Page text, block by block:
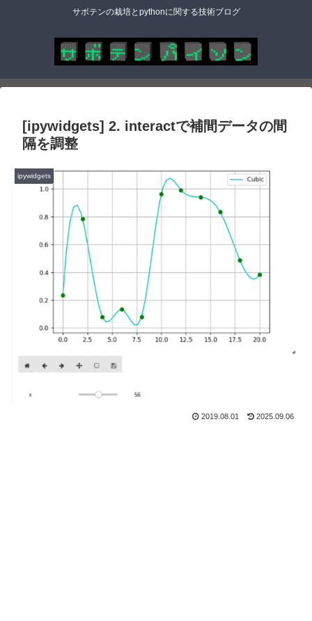
サボテンの栽培とpythonに関する技術ブログ
[ipywidgets] 2. interactで補間データの間
隔を調整
ipywidgets
2019.08.01 2025.09.06